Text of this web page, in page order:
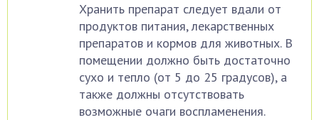
Хранить препарат следует вдали от
продуктов питания, лекарственных
препаратов и кормов для животных. В
помещении должно быть достаточно
сухо и тепло (от 5 до 25 градусов), а
также должны отсутствовать
возможные очаги воспламенения.